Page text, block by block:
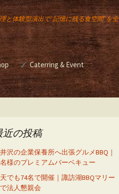
と体験型演出で“記憶に残る食空間”を全
講座
座
ーズニ
ル）
Caterring & Event
Event & Catering
近の投稿
沢の企業保養所へ出張グルメBBQ｜
様のプレミアムバーベキュー
でも74名で開催｜諏訪湖BBQマリー
法人懇親会